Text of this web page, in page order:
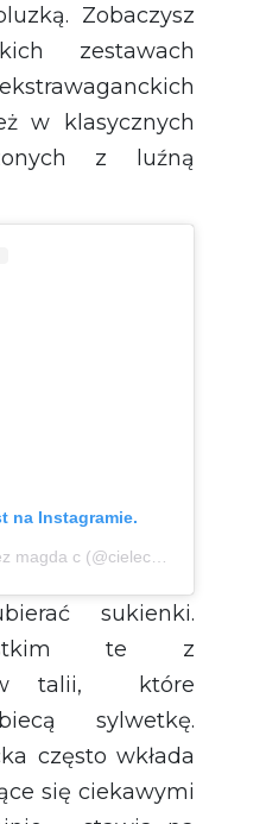
Zobaczysz
zestawach
w klasycznych
z luźną
na Instagramie.
Post udostępniony przez magda c (@cielecka_magda.official)
sukienki.
te z
w talii, które
sylwetkę.
często wkłada
się ciekawymi